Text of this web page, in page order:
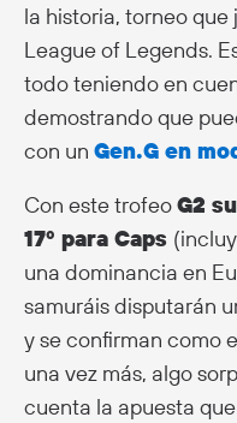
la historia, torneo que
League of Legends.
todo teniendo en
demostrando que
con un Gen.G en
Con este trofeoG2
17º para Caps
una dominancia en
samuráis disputarán
y se confirman como
una vez más, algo
cuenta la apuesta